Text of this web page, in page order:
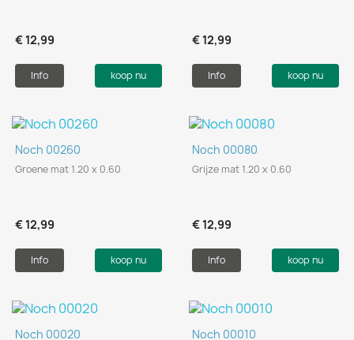
€ 12,99
Info koop nu
€ 12,99
Info koop nu
Noch 00260
Groene mat 1.20 x 0.60
€ 12,99
Info koop nu
Noch 00080
Grijze mat 1.20 x 0.60
€ 12,99
Info koop nu
Noch 00020 Noch 00010